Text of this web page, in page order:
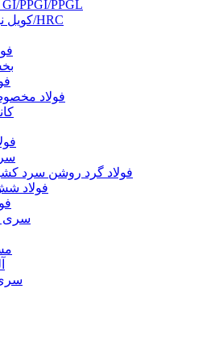
سیم پیچ GI/PPGI/PPGL
کویل نورد گرم/HRC
فولاد
فولاد گرد روشن سرد
فولاد
سری
سری